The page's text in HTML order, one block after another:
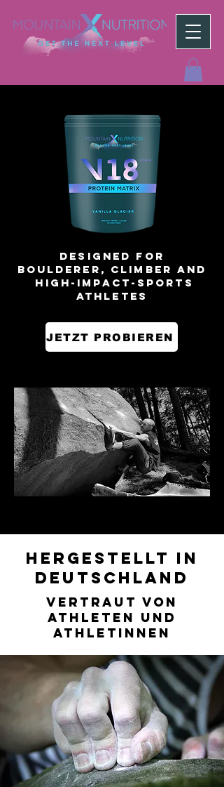
DESIGNED FOR
Boulderer, Climber AND
HIGH-IMPACT-SPORTS
ATHLETES
JETZT PROBIEREN
hergestellt in
deutschland
vertraut von
athleten und
athletinnen